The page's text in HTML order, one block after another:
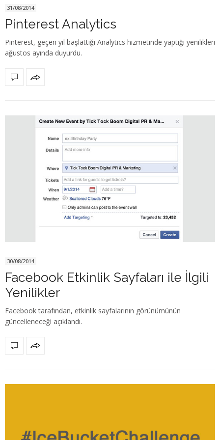
31/08/2014
Pinterest Analytics
Pinterest, geçen yıl başlattığı Analytics hizmetinde yaptığı yenilikleri
ağustos ayında duyurdu.
30/08/2014
Facebook Etkinlik Sayfaları ile İlgili
Yenilikler
Facebook tarafından, etkinlik sayfalarının görünümünün
güncelleneceği açıklandı.